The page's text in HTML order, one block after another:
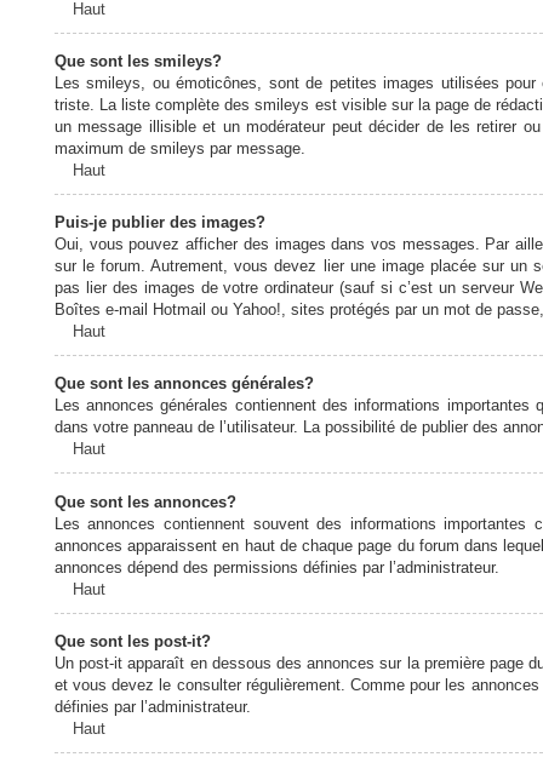
Haut
Que sont les smileys?
Les smileys, ou émoticônes, sont de petites images utilisées
triste. La liste complète des smileys est visible sur la page de
un message illisible et un modérateur peut décider de les retirer
maximum de smileys par message.
Haut
Puis-je publier des images?
Oui, vous pouvez afficher des images dans vos messages. Par
sur le forum. Autrement, vous devez lier une image placée sur un
pas lier des images de votre ordinateur (sauf si c’est un serveur
Boîtes e-mail Hotmail ou Yahoo!, sites protégés par un mot de
Haut
Que sont les annonces générales?
Les annonces générales contiennent des informations
dans votre panneau de l’utilisateur. La possibilité de publier des
Haut
Que sont les annonces?
Les annonces contiennent souvent des informations
annonces apparaissent en haut de chaque page du forum dans
annonces dépend des permissions définies par l’administrateur.
Haut
Que sont les post-it?
Un post-it apparaît en dessous des annonces sur la première page
et vous devez le consulter régulièrement. Comme pour les
définies par l’administrateur.
Haut